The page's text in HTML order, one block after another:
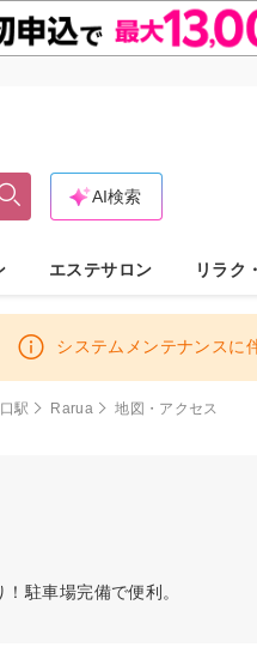
AI検索
エステサロン リラク
システムメンテナンスに
駅 Rarua 地図・アクセス
駐車場完備で便利。